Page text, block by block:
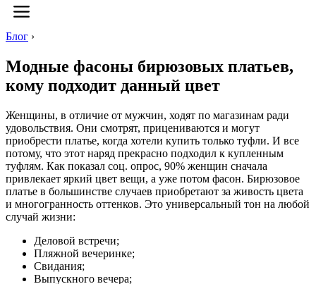
Блог ›
Модные фасоны бирюзовых платьев,
кому подходит данный цвет
Женщины, в отличие от мужчин, ходят по магазинам ради
удовольствия. Они смотрят, прицениваются и могут
приобрести платье, когда хотели купить только туфли. И все
потому, что этот наряд прекрасно подходил к купленным
туфлям. Как показал соц. опрос, 90% женщин сначала
привлекает яркий цвет вещи, а уже потом фасон. Бирюзовое
платье в большинстве случаев приобретают за живость цвета
и многогранность оттенков. Это универсальный тон на любой
случай жизни:
Деловой встречи;
Пляжной вечеринке;
Свидания;
Выпускного вечера;